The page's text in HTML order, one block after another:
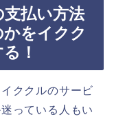
払い方法
をイクク
！
ククルのサービ
っている人もい